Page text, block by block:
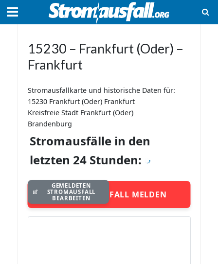
15230 – Frankfurt (Oder) –
Frankfurt
Stromausfallkarte und historische Daten für:
15230 Frankfurt (Oder) Frankfurt
Kreisfreie Stadt Frankfurt (Oder)
Brandenburg
Stromausfälle in den
letzten 24 Stunden:
STROMAUSFALL MELDEN
GEMELDETEN
STROMAUSFALL
BEARBEITEN